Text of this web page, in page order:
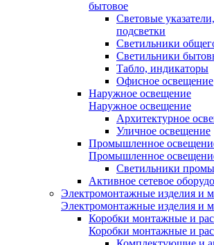
бытовое
Световые
подсветки
Светильники
Светильники
Табло, индикаторы
Офисное освещение
Наружное освещение
Наружное освещение
Архитектурное
Уличное освещение
Промышленное
Промышленное
Светильники
Активное сетевое
Электромонтажные изделия и
Электромонтажные изделия и
Коробки монтажные и
Коробки монтажные и